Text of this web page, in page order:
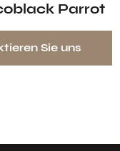
Parrot
Sie uns